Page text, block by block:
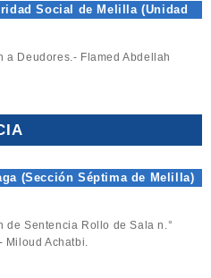
Social de Melilla (Unidad
a Deudores.- Flamed Abdellah
(Sección Séptima de Melilla)
de Sentencia Rollo de Sala n.°
Miloud Achatbi.